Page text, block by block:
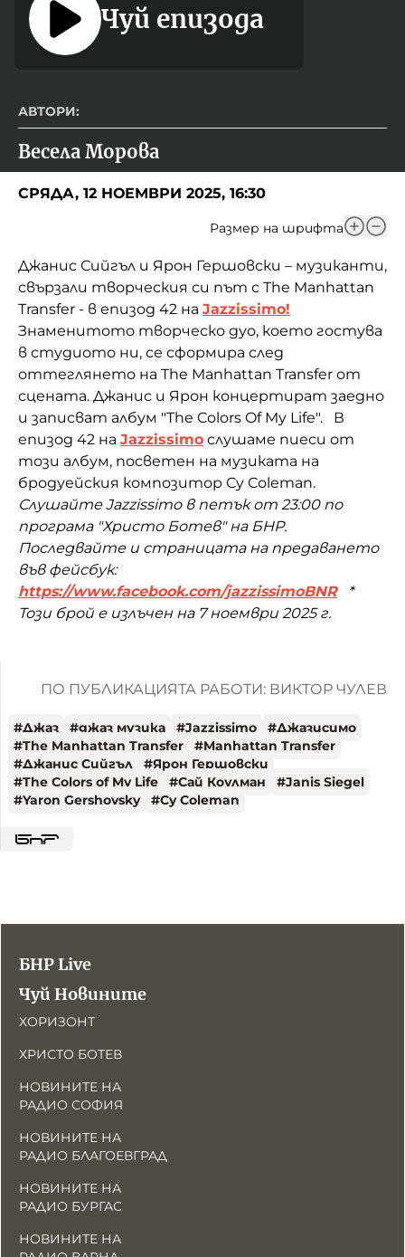
АВТОРИ:
Весела Морова
Чуй епизода
СРЯДА, 12 НОЕМВРИ 2025, 16:30
Размер на шрифта
Джанис Сийгъл и Ярон Гершовски – музиканти,
свързали творческия си път с The Manhattan
Transfer - в епизод 42 на Jazzissimo!
Знаменитото творческо дуо, което гостува
в студиото ни, се сформира след
оттеглянето на The Manhattan Transfer от
сцената. Джанис и Ярон концертират заедно
и записват албум "The Colors Of My Life". В
епизод 42 на Jazzissimo слушаме пиеси от
този албум, посветен на музиката на
бродуейския композитор Cy Coleman.
Слушайте Jazzissimo в петък от 23:00 по
програма "Христо Ботев" на БНР.
Последвайте и страницата на предаването
във фейсбук:
https://www.facebook.com/jazzissimoBNR
*
Този брой е излъчен на 7 ноември 2025 г.
ПО ПУБЛИКАЦИЯТА РАБОТИ: ВИКТОР ЧУЛЕВ
#Джаз #джаз музика #Jazzissimo #Джазисимо
#The Manhattan Transfer #Manhattan Transfer
#Джанис Сийгъл #Ярон Гершовски
#The Colors of My Life #Сай Коулман #Janis Siegel
#Yaron Gershovsky #Cy Coleman
БНР Live
Чуй Новините
ХОРИЗОНТ
ХРИСТО БОТЕВ
НОВИНИТЕ НА
РАДИО СОФИЯ
НОВИНИТЕ НА
РАДИО БЛАГОЕВГРАД
НОВИНИТЕ НА
РАДИО БУРГАС
НОВИНИТЕ НА